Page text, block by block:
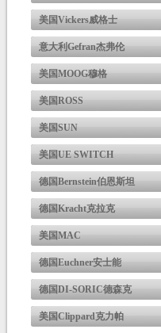
美国Vickers威格士
意大利Gefran杰弗伦
美国MOOG穆格
美国ROSS
美国SUN
美国UE SWITCH
德国Bernstein伯恩斯坦
德国Kracht克拉克
美国MAC
德国Euchner安士能
德国DI-SORIC德森克
美国Clippard克力帕